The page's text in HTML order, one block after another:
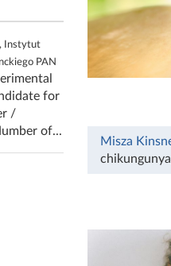
, Instytut
PAN
for
/
of...
Misza
chikungunya